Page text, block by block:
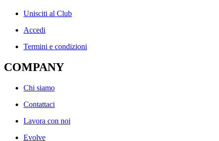
Unisciti al Club
Accedi
Termini e condizioni
COMPANY
Chi siamo
Contattaci
Lavora con noi
Evolve